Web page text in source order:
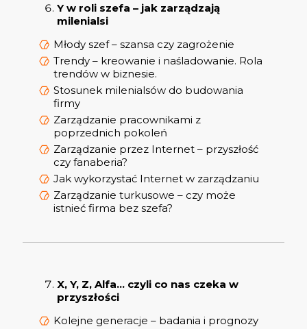
Y w roli szefa – jak zarządzają
milenialsi
Młody szef – szansa czy zagrożenie
Trendy – kreowanie i naśladowanie. Rola
trendów w biznesie.
Stosunek milenialsów do budowania
firmy
Zarządzanie pracownikami z
poprzednich pokoleń
Zarządzanie przez Internet – przyszłość
czy fanaberia?
Jak wykorzystać Internet w zarządzaniu
Zarządzanie turkusowe – czy może
istnieć firma bez szefa?
X, Y, Z, Alfa… czyli co nas czeka w
przyszłości
Kolejne generacje – badania i prognozy